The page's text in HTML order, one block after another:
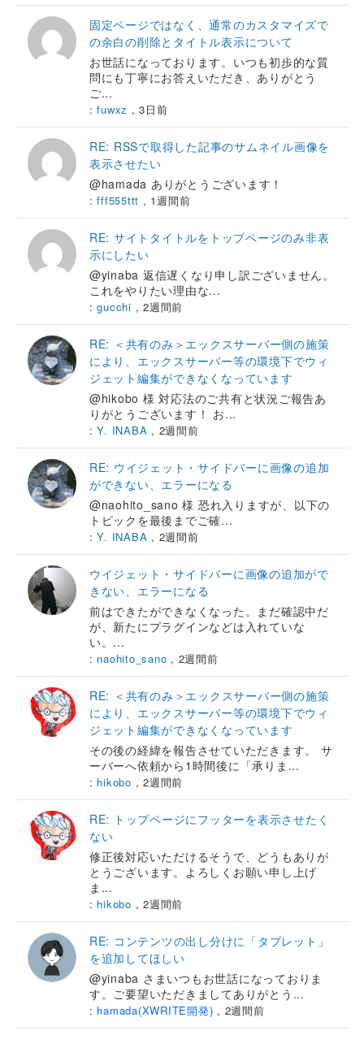
固定ページではなく、通常のカスタマイズで
の余白の削除とタイトル表示について
お世話になっております。いつも初歩的な質
問にも丁寧にお答えいただき、ありがとう
ご...
:fuwxz ,3日前
RE: RSSで取得した記事のサムネイル画像を
表示させたい
@hamada ありがとうございます！
:fff555ttt , 1週間前
RE: サイトタイトルをトップページのみ非表
示にしたい
@yinaba 返信遅くなり申し訳ございません。
これをやりたい理由な...
:gucchi ,2週間前
RE: ＜共有のみ＞エックスサーバー側の施策
により、エックスサーバー等の環境下でウィ
ジェット編集ができなくなっています
@hikobo 様 対応法のご共有と状況ご報告あ
りがとうございます！ お...
:Y. INABA , 2週間前
RE: ウイジェット・サイドバーに画像の追加
ができない、エラーになる
@naohito_sano 様 恐れ入りますが、以下の
トピックを最後までご確...
:Y. INABA , 2週間前
ウイジェット・サイドバーに画像の追加がで
きない、エラーになる
前はできたができなくなった。まだ確認中だ
が、新たにプラグインなどは入れていな
い。...
: naohito_sano , 2週間前
RE: ＜共有のみ＞エックスサーバー側の施策
により、エックスサーバー等の環境下でウィ
ジェット編集ができなくなっています
その後の経緯を報告させていただきます。 サ
ーバーへ依頼から1時間後に「承りま...
: hikobo ,2週間前
RE: トップページにフッターを表示させたく
ない
修正後対応いただけるそうで、どうもありが
とうございます。よろしくお願い申し上げ
ま...
: hikobo ,2週間前
RE: コンテンツの出し分けに「タブレット」
を追加してほしい
@yinaba さまいつもお世話になっておりま
す。ご要望いただきましてありがとう...
: hamada(XWRITE開発) , 2週間前